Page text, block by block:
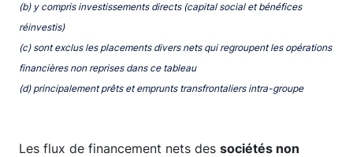
(b) y compris investissements directs (capital social et bénéfices
réinvestis)
(c) sont exclus les placements divers nets qui regroupent les opérations
financières non reprises dans ce tableau
(d) principalement prêts et emprunts transfrontaliers intra-groupe
Les flux de financement nets des sociétés non